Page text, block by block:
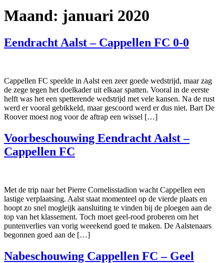
Maand: januari 2020
Eendracht Aalst – Cappellen FC 0-0
Cappellen FC speelde in Aalst een zeer goede wedstrijd, maar zag
de zege tegen het doelkader uit elkaar spatten. Vooral in de eerste
helft was het een spetterende wedstrijd met vele kansen. Na de rust
werd er vooral gebikkeld, maar gescoord werd er dus niet. Bart De
Roover moest nog voor de aftrap een wissel […]
Voorbeschouwing Eendracht Aalst –
Cappellen FC
Met de trip naar het Pierre Cornelisstadion wacht Cappellen een
lastige verplaatsing. Aalst staat momenteel op de vierde plaats en
hoopt zo snel mogleijk aansluiting te vinden bij de ploegen aan de
top van het klassement. Toch moet geel-rood proberen om het
puntenverlies van vorig weeekend goed te maken. De Aalstenaars
begonnen goed aan de […]
Nabeschouwing Cappellen FC – Geel